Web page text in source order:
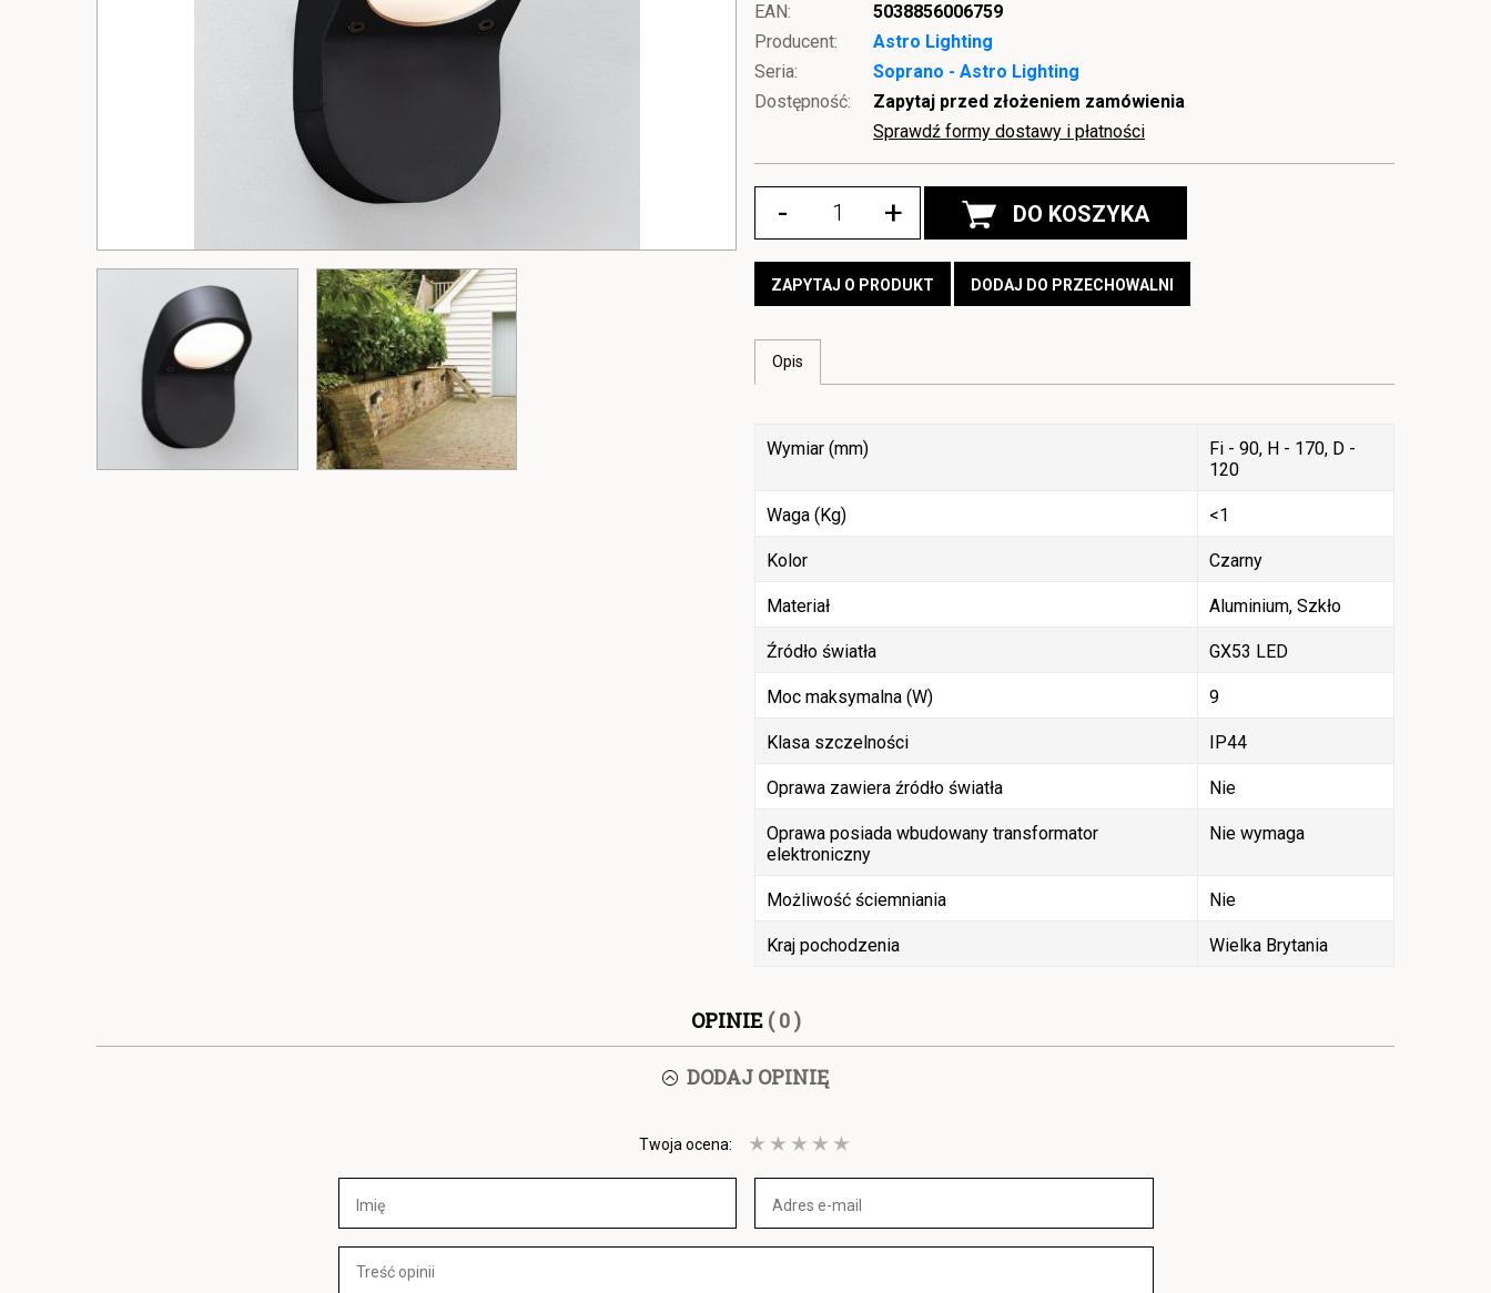
EAN:
5038856006759
Producent:
Astro Lighting
Seria:
Soprano - Astro Lighting
Dostępność:
Zapytaj przed złożeniem zamówienia
Sprawdź formy dostawy i płatności
- + DO KOSZYKA
ZAPYTAJ O PRODUKT DODAJ DO PRZECHOWALNI
Opis
Wymiar (mm)
Fi - 90, H - 170, D -
120
Waga (Kg) <1
Kolor Czarny
Materiał Aluminium, Szkło
Źródło światła GX53 LED
Moc maksymalna (W) 9
Klasa szczelności IP44
Oprawa zawiera źródło światła Nie
Oprawa posiada wbudowany transformator
elektroniczny
Nie wymaga
Możliwość ściemniania Nie
Kraj pochodzenia Wielka Brytania
OPINIE ( 0 )
DODAJ OPINIĘ
Twoja ocena: